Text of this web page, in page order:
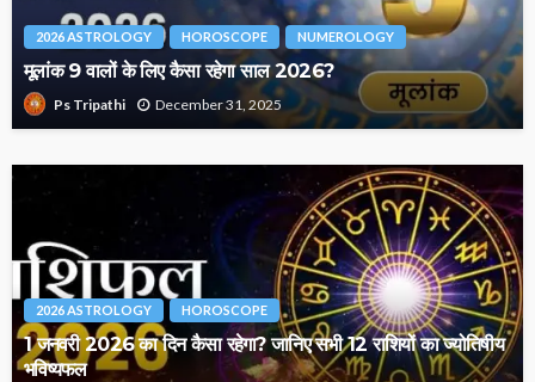
2026 ASTROLOGY HOROSCOPE NUMEROLOGY
मूलांक 9 वालों के लिए कैसा रहेगा साल 2026?
Ps Tripathi December 31, 2025
2026 ASTROLOGY HOROSCOPE
1 जनवरी 2026 का दिन कैसा रहेगा? जानिए सभी 12 राशियों का ज्योतिषीय
भविष्यफल